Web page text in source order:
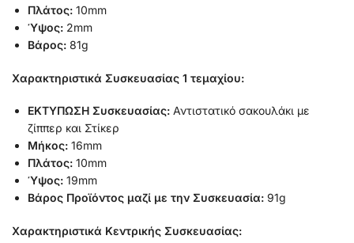
Πλάτος: 10mm
Ύψος: 2mm
Βάρος: 81g
Χαρακτηριστικά Συσκευασίας 1 τεμαχίου:
ΕΚΤΥΠΩΣΗ Συσκευασίας: Αντιστατικό σακουλάκι με
ζίππερ και Στίκερ
Μήκος: 16mm
Πλάτος: 10mm
Ύψος: 19mm
Βάρος Προϊόντος μαζί με την Συσκευασία: 91g
Χαρακτηριστικά Κεντρικής Συσκευασίας: